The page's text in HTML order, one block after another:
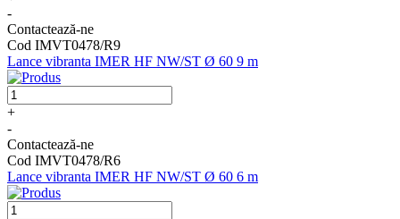
-
Contactează-ne
Cod IMVT0478/R9
Lance vibranta IMER HF NW/ST Ø 60 9 m
+
-
Contactează-ne
Cod IMVT0478/R6
Lance vibranta IMER HF NW/ST Ø 60 6 m